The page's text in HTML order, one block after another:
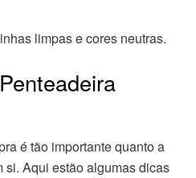
limpas e cores neutras.
é tão importante quanto a
Aqui estão algumas dicas